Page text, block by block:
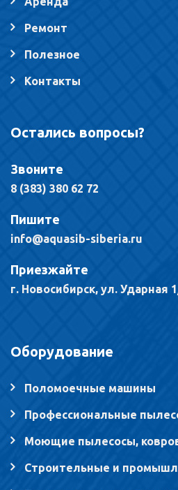
Ремонт
Полезное
Контакты
Остались вопросы?
Звоните
8 (383) 380 62 72
Пишите
info@aquasib-siberia.ru
Приезжайте
г. Новосибирск, ул. Ударная
Оборудование
Поломоечные машины
Профессиональные
Моющие пылесосы,
Строительные и